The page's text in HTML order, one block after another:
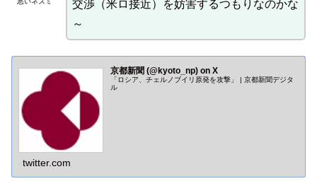
交渉（米ロ接近）を妨害するつもりなのかな
～
京都新聞 (@kyoto_np) on X
「ロシア、チェルノブイリ原発を攻撃」 | 京都新聞デジタ
ル
twitter.com